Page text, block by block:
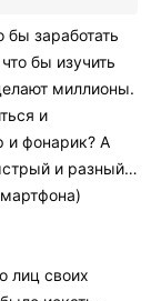
заработать
бы изучить
миллионы.
и
и фонарик? А
и разный…
лиц своих